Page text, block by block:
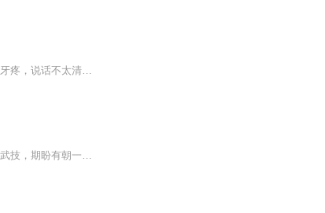
萧逸的武侠小说，有听书的朋友推荐。这部书只能说试着说一下。因为我的水平有限，加上感冒，牙疼，说话不太清楚，口水音也很重。所以还会降一下声音的质量。怕大家听的时候，老听见咽口水的声音。在剧情方面我也不太好控制，因为这部作品实际上是分前后传...
【内容简介】武神大陆强者为尊，然则数万年来天地间再无神迹。无数武者穷其一生精力寻找功法武技，期盼有朝一日荣登武神之位。斗转星移间，无数强者陨落，神位依然无人企及。杨凡家族被流放，生身父母下落不明，兄弟和青梅竹马的恋人联手背叛。生无可恋之...